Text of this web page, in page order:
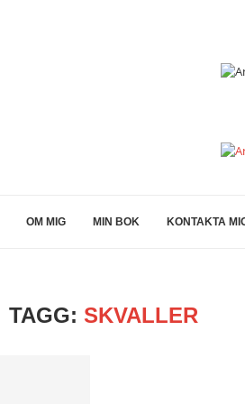
OM MIG MIN BOK KONTAKTA
TAGG: SKVALLER